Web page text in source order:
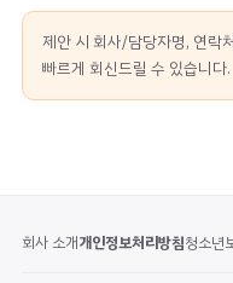
제안 시 회사/담당자명, 연락
빠르게 회신드릴 수 있습니다.
회사 소개개인정보처리방침청소년